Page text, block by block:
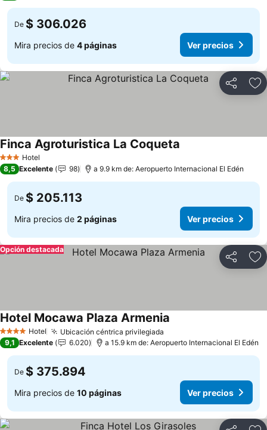
De $ 306.026
Mira precios de 4 páginas Ver precios
Compartir
3 Estrellas
Hotel
Finca Agroturistica La Coqueta
8,5 Excelente 98 a 9.9 km de: Aeropuerto Internacional El Edén
De $ 205.113
Mira precios de 2 páginas Ver precios
Compartir
Opción destacada
4 EstrellasHotel Ubicación céntrica privilegiada
Hotel Mocawa Plaza Armenia
9,1 Excelente 6.020 a 15.9 km de: Aeropuerto Internacional El Edén
De $ 375.894
Mira precios de 10 páginas Ver precios